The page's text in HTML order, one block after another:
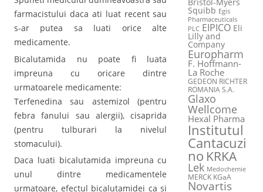
farmacistului daca ati luat recent sau
s-ar putea sa luati orice alte
medicamente.
Bicalutamida nu poate fi luata
impreuna cu oricare dintre
urmatoarele medicamente:
Terfenedina sau astemizol (pentru
febra fanului sau alergii), cisaprida
(pentru tulburari la nivelul
stomacului).
Daca luati bicalutamida impreuna cu
unul dintre medicamentele
urmatoare, efectul bicalutamidei ca si
Squibb Egis
Pharmaceuticals
PLC EIPICO Eli
Lilly and
Company
Europharm
F. Hoffmann-
La Roche
GEDEON RICHTER
ROMANIA S.A.
Glaxo
Wellcome
Hexal Pharma
Institutul
Cantacuzi
no KRKA
Lek Medochemie
MERCK KGaA
Novartis